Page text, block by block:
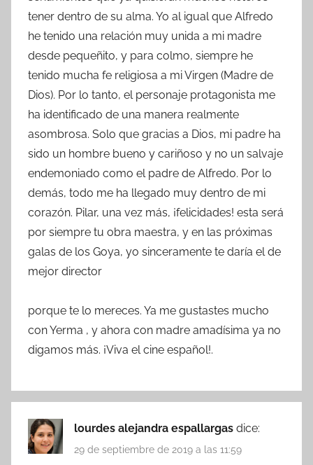
tener dentro de su alma. Yo al igual que Alfredo
he tenido una relación muy unida a mi madre
desde pequeñito, y para colmo, siempre he
tenido mucha fe religiosa a mi Virgen (Madre de
Dios). Por lo tanto, el personaje protagonista me
ha identificado de una manera realmente
asombrosa. Solo que gracias a Dios, mi padre ha
sido un hombre bueno y cariñoso y no un salvaje
endemoniado como el padre de Alfredo. Por lo
demás, todo me ha llegado muy dentro de mi
corazón. Pilar, una vez más, ¡felicidades! esta será
por siempre tu obra maestra, y en las próximas
galas de los Goya, yo sinceramente te daría el de
mejor director
porque te lo mereces. Ya me gustastes mucho
con Yerma , y ahora con madre amadísima ya no
digamos más. ¡Viva el cine español!.
lourdes alejandra espallargas dice:
29 de septiembre de 2019 a las 11:59